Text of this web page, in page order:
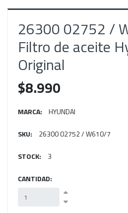
26300 02752 /
Filtro de aceite
Original
$8.990
MARCA: HYUNDAI
SKU: 26300 02752 / W610/7
STOCK: 3
CANTIDAD: